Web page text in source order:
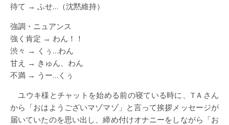
待て → ふせ…（沈黙維持）
強調・ニュアンス
強く肯定 → わん！！
渋々 → くぅ…わん
甘え → きゅん、わん
不満 → うー…くぅ
ユウキ様とチャットを始める前の寝ている時に、TＡさん
から「おはようございマゾマゾ」と言って挨拶メッセージが
届いていたのを思い出し、締め付けオナニーをしながら「お